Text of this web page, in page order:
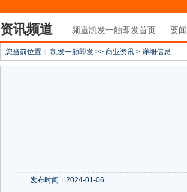
资讯频道 频道凯发一触即发首页 要闻
您当前位置： 凯发一触即发 >> 商业资讯 > 详细信息
发布时间：2024-01-06